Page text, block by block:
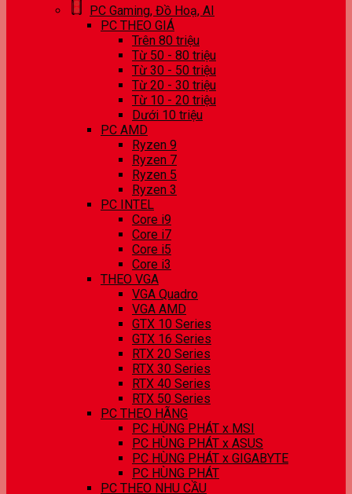
PC Gaming, Đồ Hoạ, AI
PC THEO GIÁ
Trên 80 triệu
Từ 50 - 80 triệu
Từ 30 - 50 triệu
Từ 20 - 30 triệu
Từ 10 - 20 triệu
Dưới 10 triệu
PC AMD
Ryzen 9
Ryzen 7
Ryzen 5
Ryzen 3
PC INTEL
Core i9
Core i7
Core i5
Core i3
THEO VGA
VGA Quadro
VGA AMD
GTX 10 Series
GTX 16 Series
RTX 20 Series
RTX 30 Series
RTX 40 Series
RTX 50 Series
PC THEO HÃNG
PC HÙNG PHÁT x MSI
PC HÙNG PHÁT x ASUS
PC HÙNG PHÁT x GIGABYTE
PC HÙNG PHÁT
PC THEO NHU CẦU